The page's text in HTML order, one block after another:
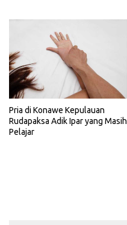
Pria di Konawe Kepulauan
Rudapaksa Adik Ipar yang Masih
Pelajar